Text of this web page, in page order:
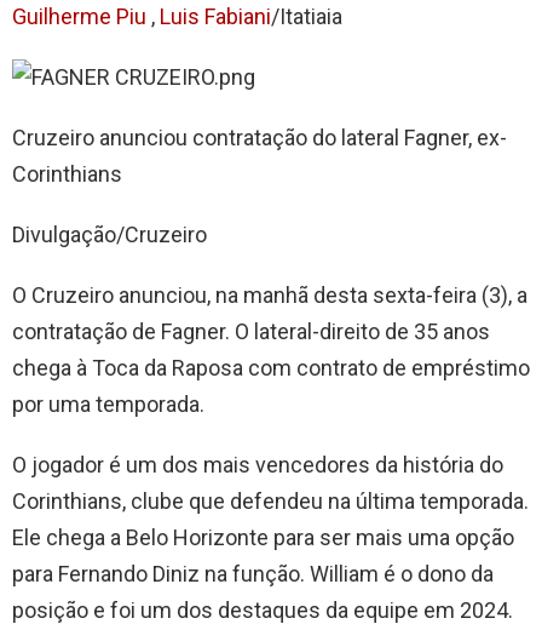
Guilherme Piu , Luis Fabiani/Itatiaia
Cruzeiro anunciou contratação do lateral Fagner, ex-
Corinthians
Divulgação/Cruzeiro
O Cruzeiro anunciou, na manhã desta sexta-feira (3), a
contratação de Fagner. O lateral-direito de 35 anos
chega à Toca da Raposa com contrato de empréstimo
por uma temporada.
O jogador é um dos mais vencedores da história do
Corinthians, clube que defendeu na última temporada.
Ele chega a Belo Horizonte para ser mais uma opção
para Fernando Diniz na função. William é o dono da
posição e foi um dos destaques da equipe em 2024.